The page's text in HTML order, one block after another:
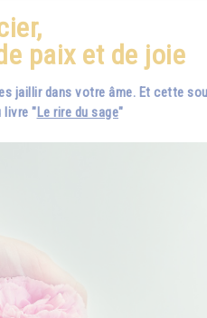
paix et de joie
jaillir dans votre âme. Et cette
livre "Le rire du sage"